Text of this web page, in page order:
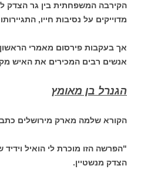
הקירבה המשפחתית בין גר הצדק
מדוייקים על נסיבות חייו,
אך בעקבות פירסום מאמרי
אנשים רבים המכירים את האיש
הגנרל בן מאומץ
הקורא שלמה מארק מירושלים כתב
"הפרשה הזו מוכרת לי הואיל
הצדק מנשטיין.